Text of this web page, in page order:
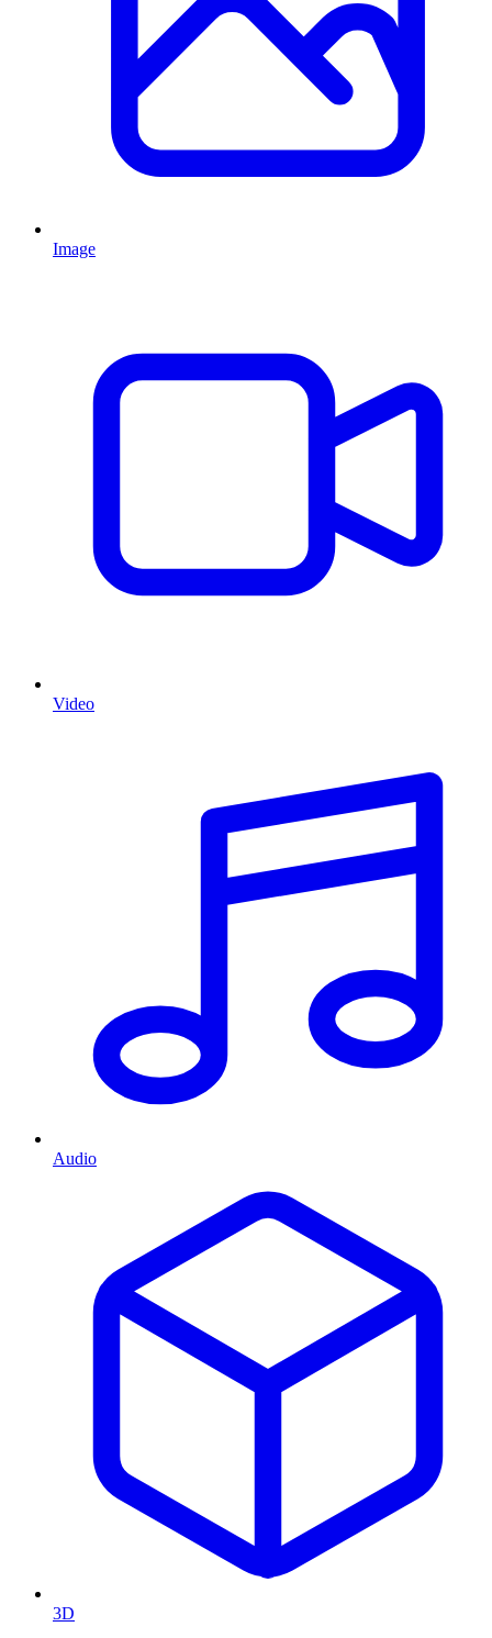
Image
Video
Audio
3D